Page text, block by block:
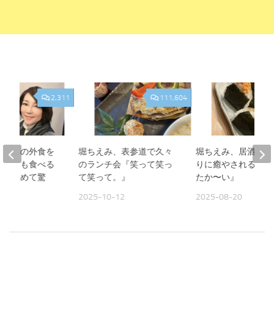
111,604
堀ちえみ、表参道で久々
のランチ会『笑って笑っ
て笑って。』
2025-10-12
堀ちえみ、居酒屋
りに癒やされる夜
たか〜い』
2025-08-20
2,311
夫との外食を
よりも食べる
て改めて驚